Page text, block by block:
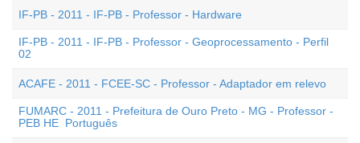
IF-PB - 2011 - IF-PB - Professor - Hardware
IF-PB - 2011 - IF-PB - Professor - Geoprocessamento - Perfil
02
ACAFE - 2011 - FCEE-SC - Professor - Adaptador em relevo
FUMARC - 2011 - Prefeitura de Ouro Preto - MG - Professor -
PEB HE  Português